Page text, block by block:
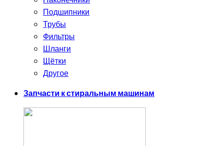
Подшипники
Трубы
Фильтры
Шланги
Щётки
Другое
Запчасти к стиральным машинам